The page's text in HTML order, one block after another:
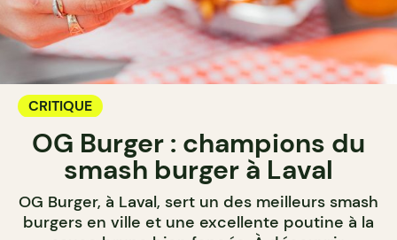
CRITIQUE
OG Burger : champions du
smash burger à Laval
OG Burger, à Laval, sert un des meilleurs smash
burgers en ville et une excellente poutine à la